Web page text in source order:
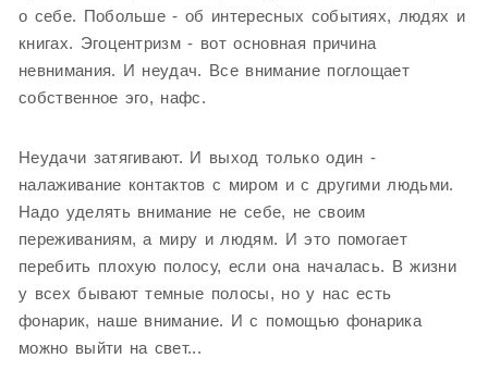
о себе. Побольше - об интересных событиях, людях и
книгах. Эгоцентризм - вот основная причина
невнимания. И неудач. Все внимание поглощает
собственное эго, нафс.
Неудачи затягивают. И выход только один -
налаживание контактов с миром и с другими людьми.
Надо уделять внимание не себе, не своим
переживаниям, а миру и людям. И это помогает
перебить плохую полосу, если она началась. В жизни
у всех бывают темные полосы, но у нас есть
фонарик, наше внимание. И с помощью фонарика
можно выйти на свет...